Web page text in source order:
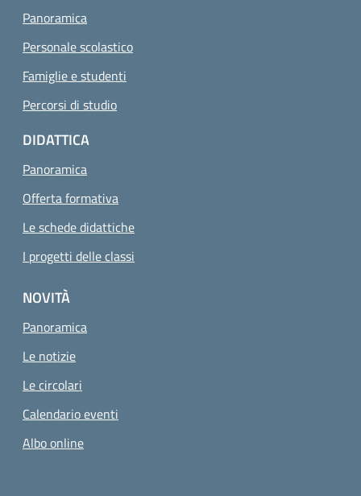
Panoramica
Personale scolastico
Famiglie e studenti
Percorsi di studio
DIDATTICA
Panoramica
Offerta formativa
Le schede didattiche
I progetti delle classi
NOVITÀ
Panoramica
Le notizie
Le circolari
Calendario eventi
Albo online